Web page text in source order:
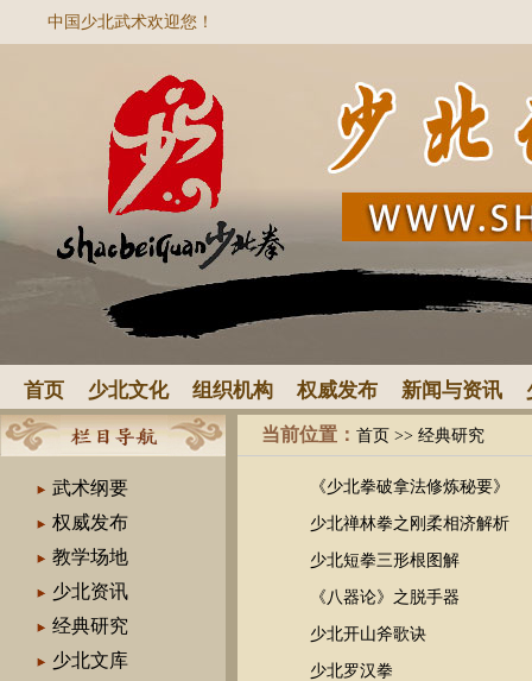
中国少北武术欢迎您！
首页 少北文化 组织机构 权威发布 新闻与资讯
武术纲要
权威发布
教学场地
少北资讯
经典研究
少北文库
当前位置： 首页 >> 经典研究
《少北拳破拿法修炼秘要》
少北禅林拳之刚柔相济解析
少北短拳三形根图解
《八器论》之脱手器
少北开山斧歌诀
少北罗汉拳